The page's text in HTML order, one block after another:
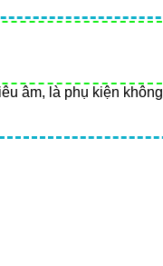
âm, là phụ kiện không